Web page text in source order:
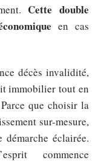
Cette double
en cas
décès invalidité,
immobilier tout en
que choisir la
sur-mesure,
démarche éclairée.
commence